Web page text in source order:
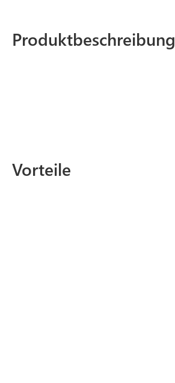
Produktbeschreibung
Vorteile